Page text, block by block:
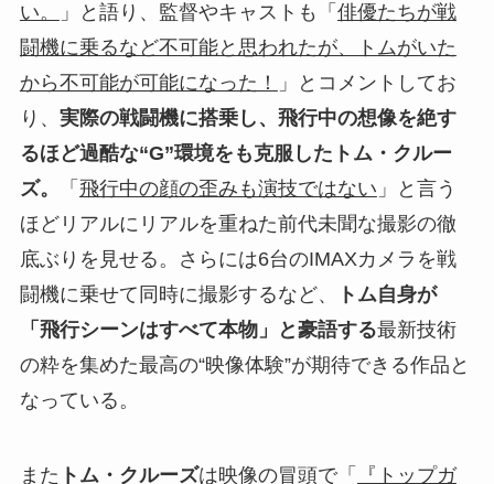
い。
」と語り、監督やキャストも「 俳優たちが戦
闘機に乗るなど不可能と思われたが、トムがいた
から不可能が可能になった！
」とコメントしてお
り、 実際の戦闘機に搭乗し、飛行中の想像を絶す
るほど過酷な“G”環境をも克服したトム・クルー
ズ。
「 飛行中の顔の歪みも演技ではない 」と言う
ほどリアルにリアルを重ねた前代未聞な撮影の徹
底ぶりを見せる。さらには6台のIMAXカメラを戦
闘機に乗せて同時に撮影するなど、
トム自身が
「飛行シーンはすべて本物」と豪語する最新技術
の粋を集めた最高の“映像体験”が期待できる作品と
なっている。
また トム・クルーズは映像の冒頭で「 『トップガ